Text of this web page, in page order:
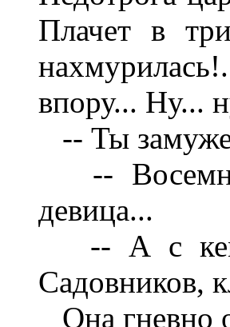
Плачет в
впору... Ну...
-- Ты
--
девица...
-- А с кем
Садовников,
Она гневно